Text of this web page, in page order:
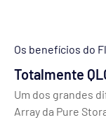
Os benefícios do
Totalmente
Um dos grandes
Array da Pure